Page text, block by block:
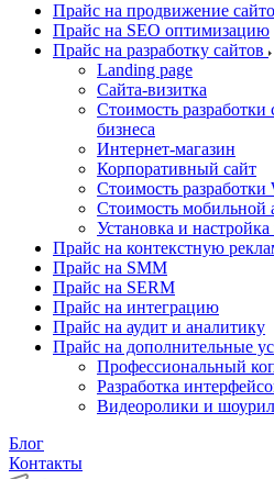
Прайс на продвижение
Прайс на SEO оптимизацию
Прайс на разработку сайтов
Landing page
Cайта-визитка
Стоимость разработки
бизнеса
Интернет-магазин
Корпоративный сайт
Стоимость разработки
Стоимость мобильной
Установка и
Прайс на контекстную
Прайс на SMM
Прайс на SERM
Прайс на интеграцию
Прайс на аудит и аналитику
Прайс на дополнительные
Профессиональный
Разработка
Видеоролики и
Блог
Контакты